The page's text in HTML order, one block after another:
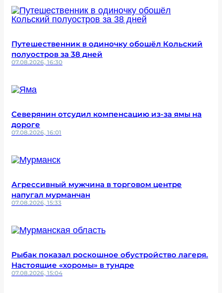
Путешественник в одиночку обошёл Кольский
полуостров за 38 дней
07.08.2026, 16:30
Северянин отсудил компенсацию из-за ямы на
дороге
07.08.2026, 16:01
Агрессивный мужчина в торговом центре
напугал мурманчан
07.08.2026, 15:33
Рыбак показал роскошное обустройство лагеря.
Настоящие «хоромы» в тундре
07.08.2026, 15:04